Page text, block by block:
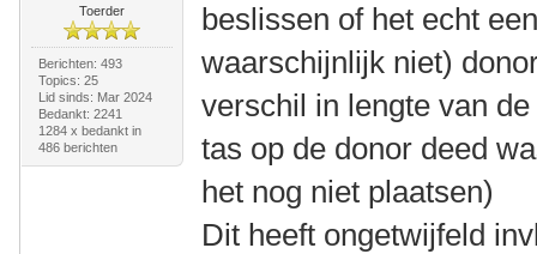
Toerder
Berichten: 493
Topics: 25
Lid sinds: Mar 2024
Bedankt: 2241
1284 x bedankt in
486 berichten
beslissen of het echt
waarschijnlijk niet)
verschil in lengte van
tas op de donor deed
het nog niet plaatsen)
Dit heeft ongetwijfeld